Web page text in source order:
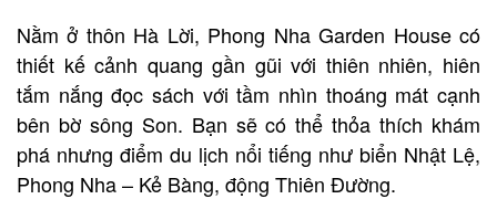
Nằm ở thôn Hà Lời, Phong Nha Garden House có
thiết kế cảnh quang gần gũi với thiên nhiên, hiên
tắm nắng đọc sách với tầm nhìn thoáng mát cạnh
bên bờ sông Son. Bạn sẽ có thể thỏa thích khám
phá nhưng điểm du lịch nổi tiếng như biển Nhật Lệ,
Phong Nha – Kẻ Bàng, động Thiên Đường.